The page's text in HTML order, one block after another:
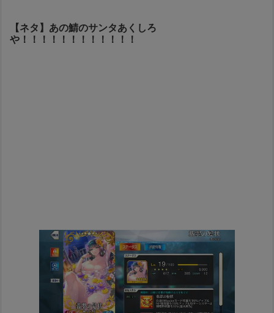
【ネタ】あの鯖のサンタあくしろ
や！！！！！！！！！！！！